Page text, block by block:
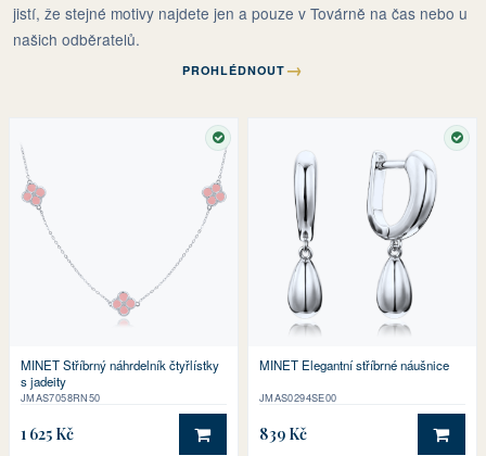
jistí, že stejné motivy najdete jen a pouze v Továrně na čas nebo u
našich odběratelů.
PROHLÉDNOUT →
SKLADEM
MINET Stříbrný náhrdelník čtyřlístky
s jadeity
JMAS7058RN50
1 625 Kč DO KOŠÍKU
MINET Elegantní stříbrné náušnice
JMAS0294SE00
839 Kč DO